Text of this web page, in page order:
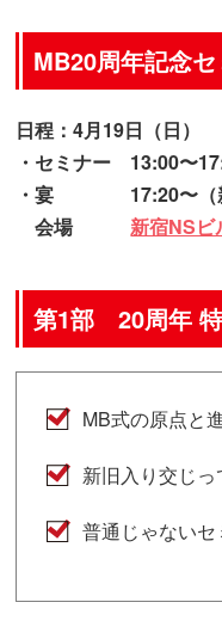
MB20周年記念
日程 ：4月19日（日）
・セミナー 13:00〜
・宴 17:20〜
会場新宿NSビ
第1部 20周年
MB式の原点と
新旧入り交じ
普通じゃないセ